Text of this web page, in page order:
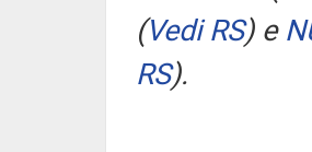
(Vedi RS)e
RS).